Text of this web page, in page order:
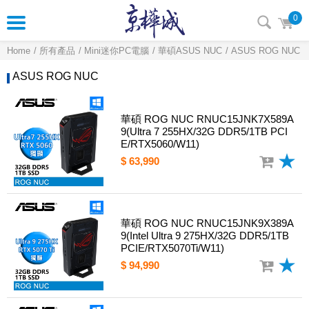
0
Home 所有產品 Mini迷你PC電腦 華碩ASUS NUC ASUS ROG NUC
ASUS ROG NUC
華碩 ROG NUC RNUC15JNK7X589A
9(Ultra 7 255HX/32G DDR5/1TB PCI
E/RTX5060/W11)
$ 63,990
華碩 ROG NUC RNUC15JNK9X389A
9(Intel Ultra 9 275HX/32G DDR5/1TB
PCIE/RTX5070Ti/W11)
$ 94,990